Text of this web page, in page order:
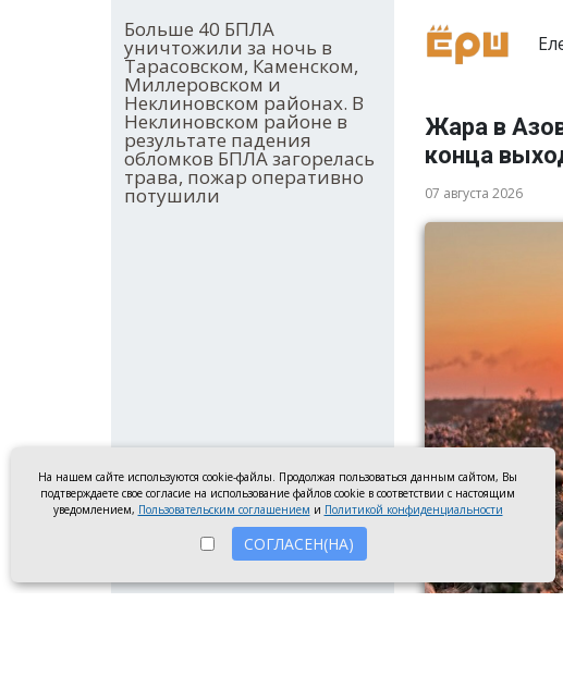
Больше 40 БПЛА
уничтожили за ночь в
Тарасовском, Каменском,
Миллеровском и
Неклиновском районах. В
Неклиновском районе в
результате падения
обломков БПЛА загорелась
трава, пожар оперативно
потушили
Жара в
конца
07 августа 2026
На нашем сайте используются cookie-файлы. Продолжая пользоваться данным сайтом, Вы
подтверждаете свое согласие на использование файлов cookie в соответствии с настоящим
уведомлением, Пользовательским соглашением и Политикой конфиденциальности
СОГЛАСЕН(НА)